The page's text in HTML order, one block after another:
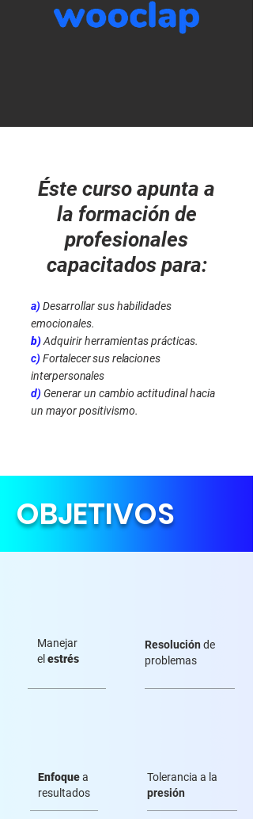
Éste curso apunta a
la formación de
profesionales
capacitados para:
a)Desarrollar sus habilidades
emocionales.
b)Adquirir herramientas prácticas.
c)Fortalecer sus relaciones
interpersonales
d) Generar un cambio actitudinal hacia
un mayor positivismo.
OBJETIVOS
Manejar
el estrés
Enfoquea
resultados
Resolución de
problemas
Tolerancia a la
presión